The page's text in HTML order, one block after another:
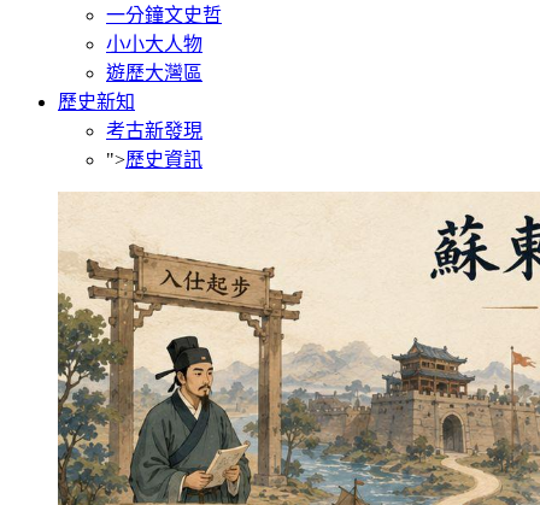
一分鐘文史哲
小小大人物
遊歷大灣區
歷史新知
考古新發現
">歷史資訊